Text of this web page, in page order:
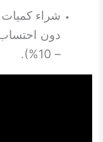
شراء كميات
– 10%).